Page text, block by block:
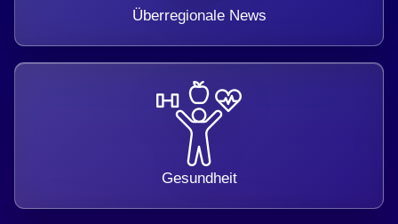
Überregionale News
Gesundheit